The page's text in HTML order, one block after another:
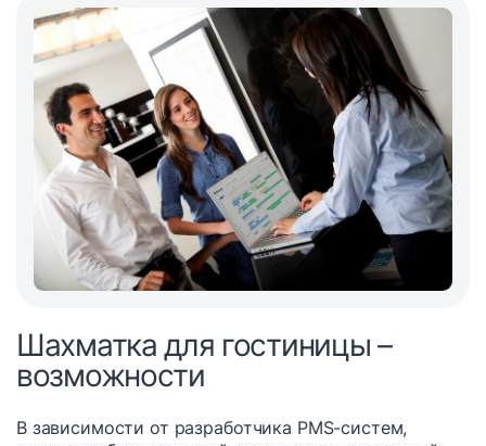
Шахматка для гостиницы –
возможности
В зависимости от разработчика PMS-систем,